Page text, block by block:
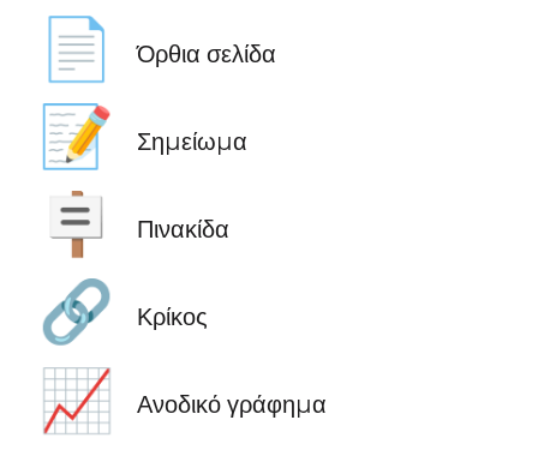
📄 Όρθια σελίδα
📝 Σημείωμα
🪧 Πινακίδα
🔗 Κρίκος
📈 Ανοδικό γράφημα